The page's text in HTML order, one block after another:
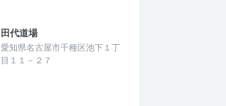
田代道場
愛知県名古屋市千種区池下１丁
目１１－２７